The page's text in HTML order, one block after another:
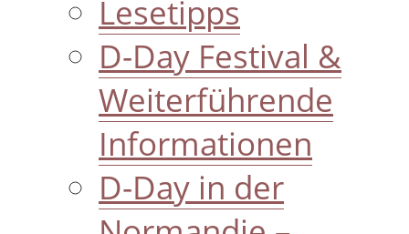
Lesetipps
D-Day Festival &
Weiterführende
Informationen
D-Day in der